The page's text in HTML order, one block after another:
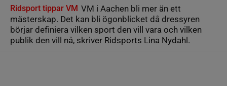
Ridsport tippar VM VM i Aachen bli mer än ett
mästerskap. Det kan bli ögonblicket då dressyren
börjar definiera vilken sport den vill vara och vilken
publik den vill nå, skriver Ridsports Lina Nydahl.